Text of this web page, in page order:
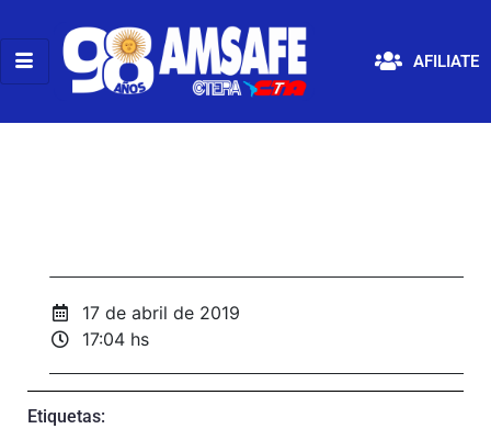
AFILIATE
17 de abril de 2019
17:04 hs
Etiquetas: